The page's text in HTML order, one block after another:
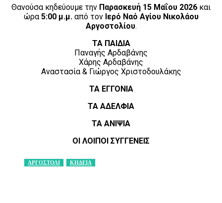
Θανούσα κηδεύουμε την Παρασκευή 15 Μαΐου 2026 και
ώρα5:00 μ.μ.από τον Ιερό Ναό Αγίου Νικολάου
Αργοστολίου.
ΤΑ ΠΑΙΔΙΑ
Παναγής Αρδαβάνης
Χάρης Αρδαβάνης
Αναστασία & Γιώργος Χριστοδουλάκης
ΤΑ ΕΓΓΟΝΙΑ
ΤΑ ΑΔΕΛΦΙΑ
ΤΑ ΑΝΙΨΙΑ
ΟΙ ΛΟΙΠΟΙ ΣΥΓΓΕΝΕΙΣ
ΑΡΓΟΣΤΟΛΙ ΚΗΔΕΙΑ